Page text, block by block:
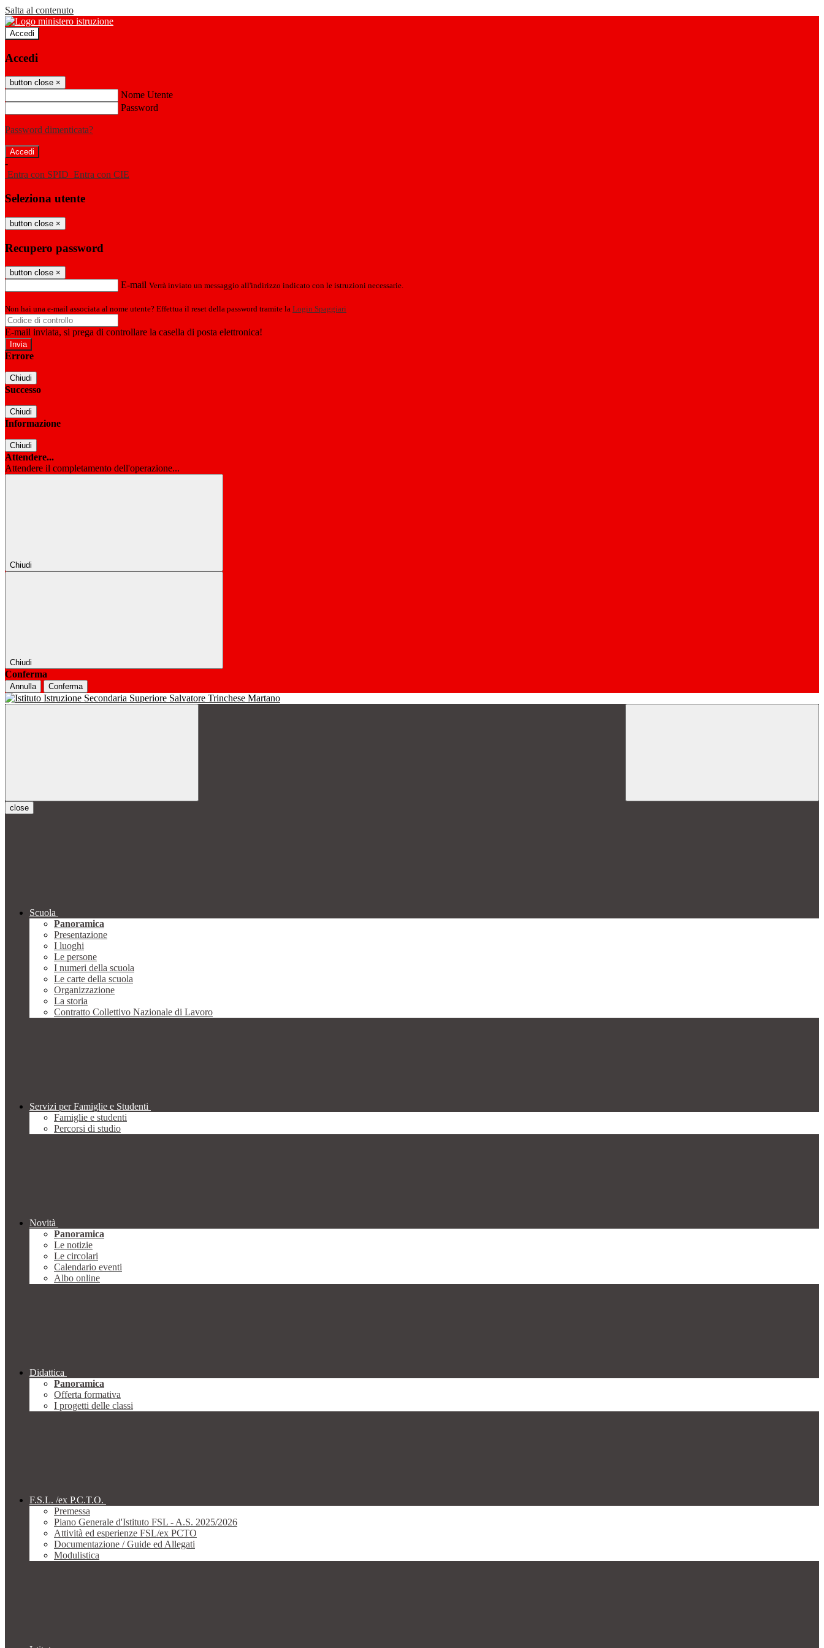
Salta al contenuto
Accedi
Accedi
button close ×
Nome Utente
Password
Password dimenticata?
-
Entra con SPID Entra con CIE
Seleziona utente
button close ×
Recupero password
button close ×
E-mail Verrà inviato un messaggio all'indirizzo indicato con le istruzioni necessarie.
Non hai una e-mail associata al nome utente? Effettua il reset della password tramite la Login Spaggiari
E-mail inviata, si prega di controllare la casella di posta elettronica!
Errore
Chiudi
Successo
Chiudi
Informazione
Chiudi
Attendere...
Attendere il completamento dell'operazione...
Chiudi
Chiudi
Conferma
Annulla Conferma
close
Scuola
Panoramica
Presentazione
I luoghi
Le persone
I numeri della scuola
Le carte della scuola
Organizzazione
La storia
Contratto Collettivo Nazionale di Lavoro
Servizi per Famiglie e Studenti
Famiglie e studenti
Percorsi di studio
Novità
Panoramica
Le notizie
Le circolari
Calendario eventi
Albo online
Didattica
Panoramica
Offerta formativa
I progetti delle classi
F.S.L. /ex P.C.T.O.
Premessa
Piano Generale d'Istituto FSL - A.S. 2025/2026
Attività ed esperienze FSL/ex PCTO
Documentazione / Guide ed Allegati
Modulistica